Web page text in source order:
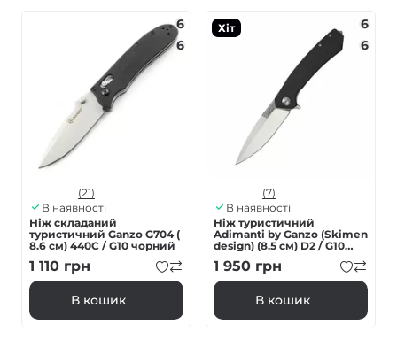
6
6
(21)
В наявності
Ніж складаний
туристичний Ganzo G704 (
8.6 см) 440С / G10 чорний
1 110 грн
В кошик
Хіт
6
6
(7)
В наявності
Нiж туристичний
Adimanti by Ganzo (Skimen
design) (8.5 см) D2 / G10
чорний
1 950 грн
В кошик